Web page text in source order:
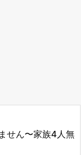
せん〜家族4人無